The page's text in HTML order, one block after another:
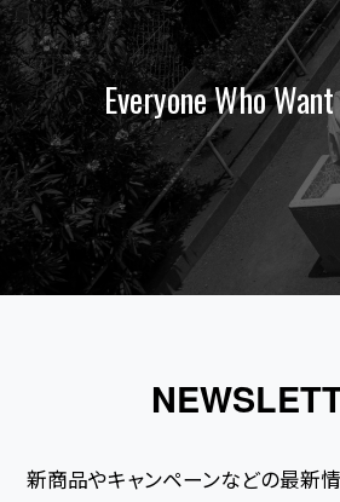
Everyone Who
新商品やキャンペーンなどの最新